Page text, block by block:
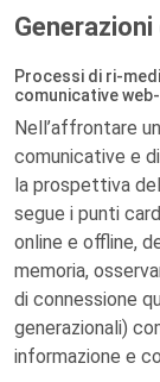
Generazioni
Processi di ri-
comunicative
Nell’affrontare
comunicative e
la prospettiva
segue i punti
online e offline,
memoria,
di connessione
generazionali)
informazione e